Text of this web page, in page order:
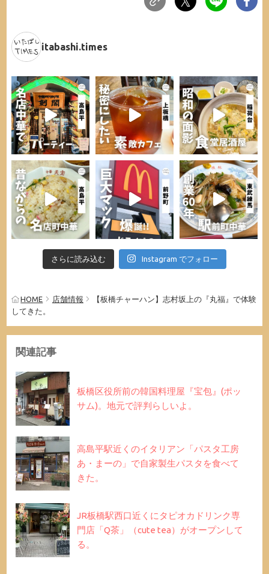
itabashi.times
さらに読み込む Instagram でフォロー
HOME 店舗情報
【板橋チャーハン】志村坂上の『丸福』で体験
してきた。
関連記事
板橋区役所前の韓国料理屋『宝包』(ポッ
サム)。地元で評判らしいよ。
高島平駅近くのイタリアン「パスタ工房
あ・まーの」で自家製生パスタを食べて
きた。
JR板橋駅西口近くにタピオカドリンク専
門店「Q茶」（cute tea）がオープンして
る。